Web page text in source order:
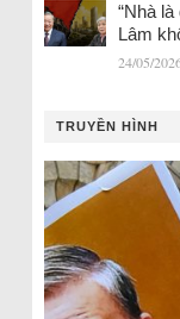
“Nhà
Lâm
24/05/
TRUYỀN HÌNH